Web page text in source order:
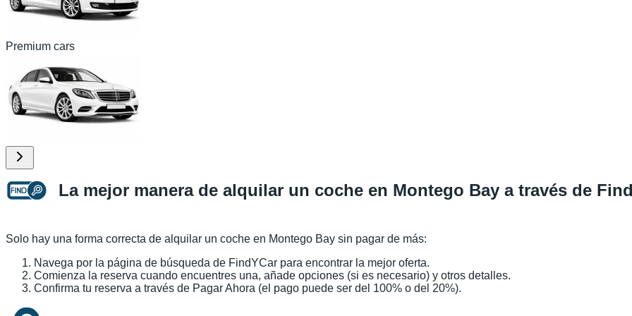
Premium cars
La mejor manera de alquilar un coche en Montego Bay a través de
Solo hay una forma correcta de alquilar un coche en Montego Bay sin pagar de más:
Navega por la página de búsqueda de FindYCar para encontrar la mejor oferta.
Comienza la reserva cuando encuentres una, añade opciones (si es necesario) y otros detalles.
Confirma tu reserva a través de Pagar Ahora (el pago puede ser del 100% o del 20%).